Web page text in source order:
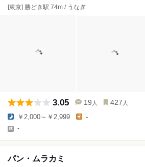
[東京] 勝どき駅 74m / うなぎ
3.05 19 人 427 人
￥2,000～￥2,999 -
-
パン・ムラカミ